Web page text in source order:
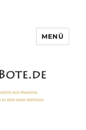
MENÜ